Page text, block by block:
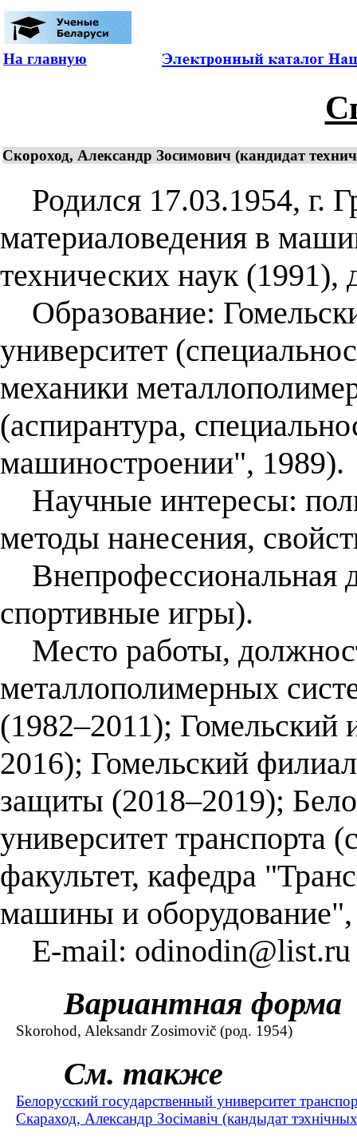
На главную
Скороход, Александр Зосимович (кандидат
Родился 17.03.1954, г.
материаловедения в
технических наук (1991),
Образование:
университет
механики
(аспирантура,
машиностроении", 1989).
Научные интересы:
методы нанесения,
Внепрофессиональная
спортивные игры).
Место работы,
металлополимерных
(1982–2011); Гомельский
2016); Гомельский
защиты (2018–2019);
университет транспорта
факультет, кафедра
машины и
E-mail: odinodin@list.ru
Вариантная форма
Skorohod, Aleksandr Zosimovič (род. 1954)
См. также
Белорусский государственный университет
Скараход, Александр Зосімавіч (кандыдат